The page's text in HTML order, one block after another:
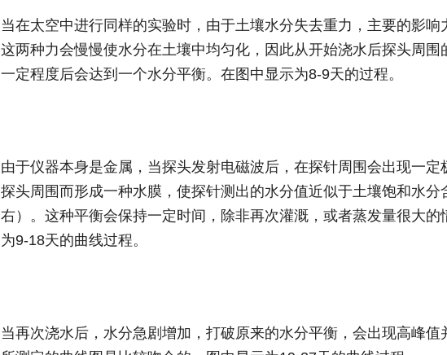
当在太空中进行同样的实验时，由于土壤水分失去重力，主要的影响
这两种力会慢慢使水分在土壤中均匀化，因此从开始浇水后探头周围
一定程度后会达到一个水分平衡。在图中显示为8-9天的过程。
由于仪器本身是金属，当探头发射电磁波后，在探针周围会出现一定
探头周围而形成一种水膜，使探针测出的水分值近似于土壤饱和水分
右）。这种平衡会保持一定时间，除非再次灌溉，或者蒸发量很大
为9-18天的曲线过程。
当再次浇水后，水分急剧增加，打破原来的水分平衡，会出现高峰值